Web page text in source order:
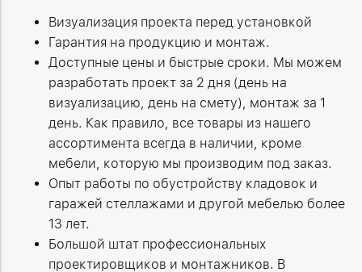
Визуализация проекта перед установкой
Гарантия на продукцию и монтаж.
Доступные цены и быстрые сроки. Мы можем
разработать проект за 2 дня (день на
визуализацию, день на смету), монтаж за 1
день. Как правило, все товары из нашего
ассортимента всегда в наличии, кроме
мебели, которую мы производим под заказ.
Опыт работы по обустройству кладовок и
гаражей стеллажами и другой мебелью более
13 лет.
Большой штат профессиональных
проектировщиков и монтажников. В